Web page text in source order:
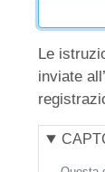
Le
inviate